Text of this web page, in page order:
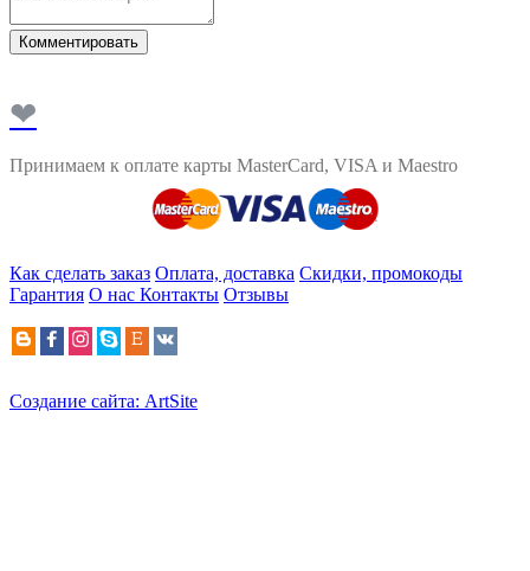
Комментировать
❤
Принимаем к оплате карты MasterCard, VISA и Maestro
Как сделать заказ Оплата, доставка Скидки, промокоды
Гарантия О нас Контакты Отзывы
Создание сайта: ArtSite